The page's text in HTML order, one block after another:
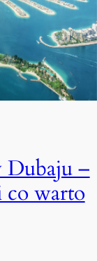
Dubaju –
co warto